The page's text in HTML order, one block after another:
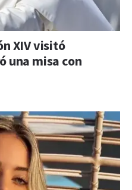
XIV visitó
una misa con